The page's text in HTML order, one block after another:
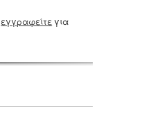
εγγραφείτε για